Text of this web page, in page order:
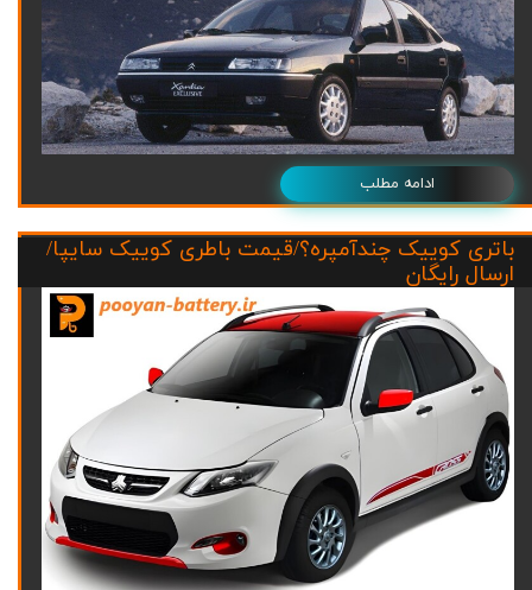
ادامه مطلب
باتری کوییک چندآمپره؟/قیمت باطری کوییک سایپا/
ارسال رایگان